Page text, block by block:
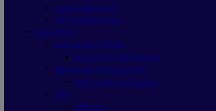
แฟรชไดร์ฟApacer
แฟรชไดร์ฟSanDisk
อุปกรณ์ช่าง
เคสเปล่าสมาร์ทโฟน
เคสเปล่าสมาร์ทโฟนAsus
ชุดระบายความร้อนแบบน้ำ
ชุดระบายความร้อนAsus
หูฟัง
หูฟังAsus